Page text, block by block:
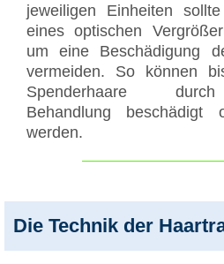
jeweiligen Einheiten
eines optischen
um eine Beschädigung
vermeiden. So können
Spenderhaare
Behandlung beschädigt
werden.
Die Technik der